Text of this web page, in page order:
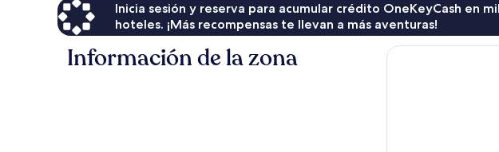
Inicia sesión y reserva para acumular crédito OneKeyCash en
hoteles. ¡Más recompensas te llevan a más aventuras!
Información de la zona